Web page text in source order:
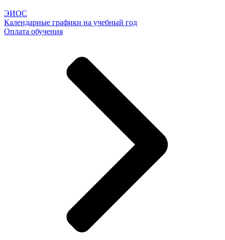
ЭИОС
Календарные графики на учебный год
Оплата обучения